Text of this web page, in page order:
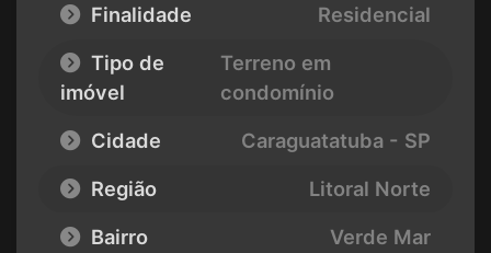
Finalidade
Residencial
Tipo de
imóvel
Terreno em
condomínio
Cidade
Caraguatatuba - SP
Região
Litoral Norte
Bairro
Verde Mar